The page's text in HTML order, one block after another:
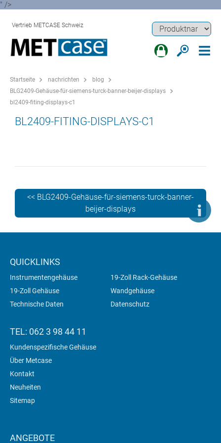
" />
Vertrieb METCASE Schweiz
Startseite nachrichten
blog
BLG2409-Gehäuse-für-siemens-turck-banner-beijer-displays
bl2409-fiting-displays-c1
BL2409-FITING-DISPLAYS-C1
<< BLG2409-Gehäuse-für-siemens-turck-banner-
beijer-displays
QUICKLINKS
Instrumentengehäuse
19-Zoll Rack-Gehäuse
19-Zoll Gehäuse
Wandgehäuse
Technische Daten
Datenschutz
TEL: 062 3 98 44 11
Kundenspezifische Gehäuse
Über Metcase
Kontakt
Neuheiten
Sitemap
ANGEBOTE